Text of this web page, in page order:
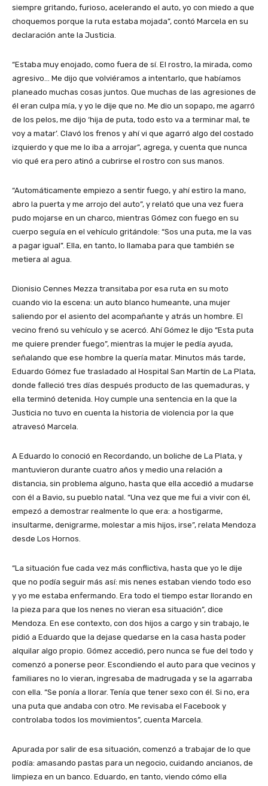
siempre gritando, furioso, acelerando el auto, yo con miedo a que
choquemos porque la ruta estaba mojada”, contó Marcela en su
declaración ante la Justicia.
“Estaba muy enojado, como fuera de sí. El rostro, la mirada, como
agresivo… Me dijo que volviéramos a intentarlo, que habíamos
planeado muchas cosas juntos. Que muchas de las agresiones de
él eran culpa mía, y yo le dije que no. Me dio un sopapo, me agarró
de los pelos, me dijo ‘hija de puta, todo esto va a terminar mal, te
voy a matar’. Clavó los frenos y ahí vi que agarró algo del costado
izquierdo y que me lo iba a arrojar”, agrega, y cuenta que nunca
vio qué era pero atinó a cubrirse el rostro con sus manos.
“Automáticamente empiezo a sentir fuego, y ahí estiro la mano,
abro la puerta y me arrojo del auto”, y relató que una vez fuera
pudo mojarse en un charco, mientras Gómez con fuego en su
cuerpo seguía en el vehículo gritándole: “Sos una puta, me la vas
a pagar igual”. Ella, en tanto, lo llamaba para que también se
metiera al agua.
Dionisio Cennes Mezza transitaba por esa ruta en su moto
cuando vio la escena: un auto blanco humeante, una mujer
saliendo por el asiento del acompañante y atrás un hombre. El
vecino frenó su vehículo y se acercó. Ahí Gómez le dijo “Esta puta
me quiere prender fuego”, mientras la mujer le pedía ayuda,
señalando que ese hombre la quería matar. Minutos más tarde,
Eduardo Gómez fue trasladado al Hospital San Martín de La Plata,
donde falleció tres días después producto de las quemaduras, y
ella terminó detenida. Hoy cumple una sentencia en la que la
Justicia no tuvo en cuenta la historia de violencia por la que
atravesó Marcela.
A Eduardo lo conoció en Recordando, un boliche de La Plata, y
mantuvieron durante cuatro años y medio una relación a
distancia, sin problema alguno, hasta que ella accedió a mudarse
con él a Bavio, su pueblo natal. “Una vez que me fui a vivir con él,
empezó a demostrar realmente lo que era: a hostigarme,
insultarme, denigrarme, molestar a mis hijos, irse”, relata Mendoza
desde Los Hornos.
“La situación fue cada vez más conflictiva, hasta que yo le dije
que no podía seguir más así: mis nenes estaban viendo todo eso
y yo me estaba enfermando. Era todo el tiempo estar llorando en
la pieza para que los nenes no vieran esa situación”, dice
Mendoza. En ese contexto, con dos hijos a cargo y sin trabajo, le
pidió a Eduardo que la dejase quedarse en la casa hasta poder
alquilar algo propio. Gómez accedió, pero nunca se fue del todo y
comenzó a ponerse peor. Escondiendo el auto para que vecinos y
familiares no lo vieran, ingresaba de madrugada y se la agarraba
con ella. “Se ponía a llorar. Tenía que tener sexo con él. Si no, era
una puta que andaba con otro. Me revisaba el Facebook y
controlaba todos los movimientos”, cuenta Marcela.
Apurada por salir de esa situación, comenzó a trabajar de lo que
podía: amasando pastas para un negocio, cuidando ancianos, de
limpieza en un banco. Eduardo, en tanto, viendo cómo ella